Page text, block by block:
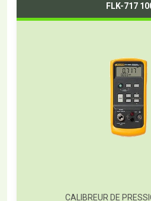
FLK-717
CALIBREUR DE